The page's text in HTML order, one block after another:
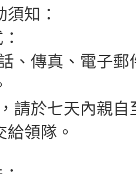
知：
、傳真、電子
請於七天內親
給領隊。